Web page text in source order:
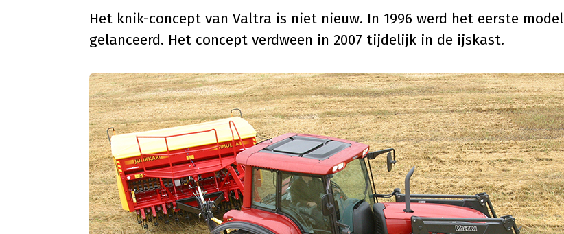
Het knik-concept van Valtra is niet nieuw. In 1996 werd het eerste model
gelanceerd. Het concept verdween in 2007 tijdelijk in de ijskast.